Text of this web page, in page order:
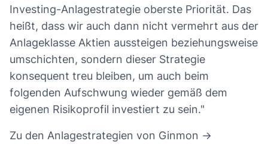
Investing-Anlagestrategie oberste Priorität. Das
heißt, dass wir auch dann nicht vermehrt aus der
Anlageklasse Aktien aussteigen beziehungsweise
umschichten, sondern dieser Strategie
konsequent treu bleiben, um auch beim
folgenden Aufschwung wieder gemäß dem
eigenen Risikoprofil investiert zu sein."
Zu den Anlagestrategien von Ginmon →